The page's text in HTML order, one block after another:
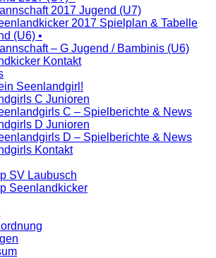
2017 Jugend (U7)
2017 Spielplan & Tabelle
(U6) •
– G Jugend / Bambinis (U6)
Kontakt
Seenlandgirl!
C Junioren
C – Spielberichte & News
D Junioren
D – Spielberichte & News
Kontakt
SV Laubusch
Seenlandkicker